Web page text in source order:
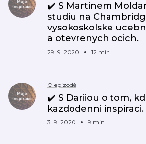
✔️ S Martinem
studiu na
vysokoskolske
a otevrenych ocich.
29. 9. 2020 12 min
O epizodě
✔️ S Dariiou o tom,
kazdodenni inspiraci.
3. 9. 2020 9 min